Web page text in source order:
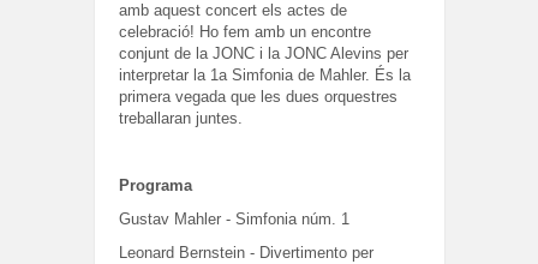
amb aquest concert els actes de
celebració! Ho fem amb un encontre
conjunt de la JONC i la JONC Alevins per
interpretar la 1a Simfonia de Mahler. És la
primera vegada que les dues orquestres
treballaran juntes.
Programa
Gustav Mahler - Simfonia núm. 1
Leonard Bernstein - Divertimento per